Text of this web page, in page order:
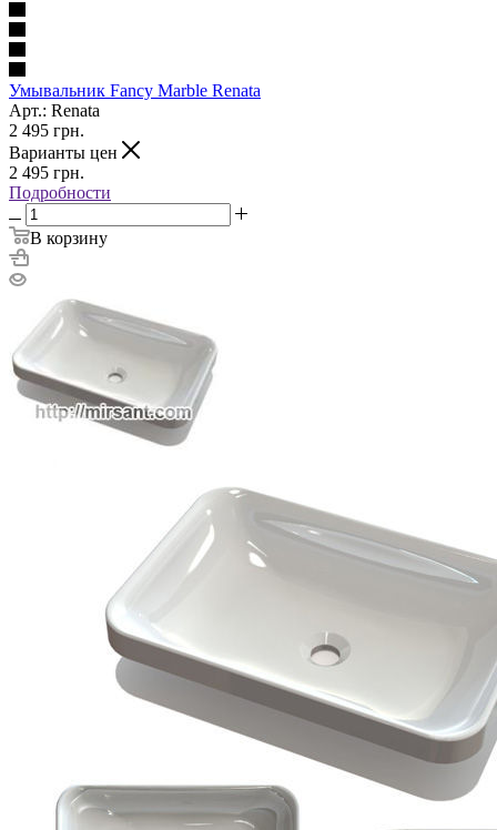
Умывальник Fancy Marble Renata
Арт.: Renata
2 495 грн.
Варианты цен
2 495 грн.
Подробности
В корзину